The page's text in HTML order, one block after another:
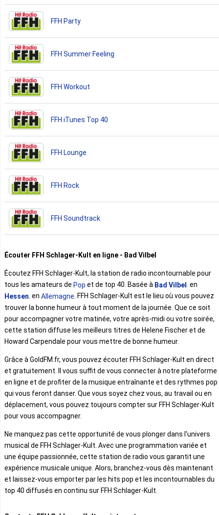
FFH Party
FFH Summer Feeling
FFH Workout
FFH iTunes Top 40
FFH Lounge
FFH Rock
FFH Soundtrack
Écouter FFH Schlager-Kult en ligne - Bad Vilbel
Écoutez FFH Schlager-Kult, la station de radio incontournable pour
tous les amateurs de Pop et de top 40. Basée à Bad Vilbel . en
Hessen. en Allemagne. FFH Schlager-Kult est le lieu où vous pouvez
trouver la bonne humeur à tout moment de la journée. Que ce soit
pour accompagner votre matinée, votre après-midi ou votre soirée,
cette station diffuse les meilleurs titres de Helene Fischer et de
Howard Carpendale pour vous mettre de bonne humeur.
Grâce à GoldFM.fr, vous pouvez écouter FFH Schlager-Kult en direct
et gratuitement. Il vous suffit de vous connecter à notre plateforme
en ligne et de profiter de la musique entraînante et des rythmes pop
qui vous feront danser. Que vous soyez chez vous, au travail ou en
déplacement, vous pouvez toujours compter sur FFH Schlager-Kult
pour vous accompagner.
Ne manquez pas cette opportunité de vous plonger dans l'univers
musical de FFH Schlager-Kult. Avec une programmation variée et
une équipe passionnée, cette station de radio vous garantit une
expérience musicale unique. Alors, branchez-vous dès maintenant
et laissez-vous emporter par les hits pop et les incontournables du
top 40 diffusés en continu sur FFH Schlager-Kult.